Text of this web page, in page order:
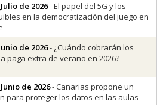
de 2026- El papel del 5G y los
en la democratización del juego en
de 2026- ¿Cuándo cobrarán los
paga extra de verano en 2026?
de 2026- Canarias propone un
para proteger los datos en las aulas